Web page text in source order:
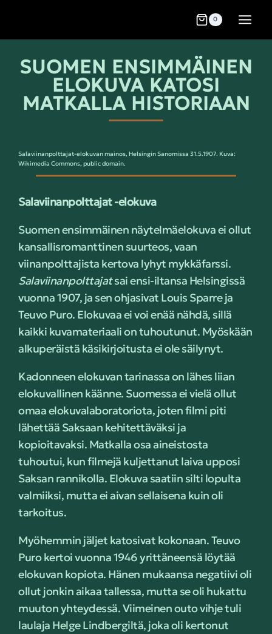
0
SUOMEN ENSIMMÄINEN
ELOKUVA KATOSI
MATKALLA HISTORIAAN
Salaviinanpolttajat-elokuvan mainos, Helsingin Sanomissa 31.5.1907. Kuva:
Wikimedia Commons, public domain.
Salaviinanpolttajat -elokuva
Suomen ensimmäinen näytelmäelokuva ei ollut
kansallisromanttinen suurteos, vaan
viinanpolttajista kertova lyhyt mykkäfarssi.
Salaviinanpolttajatsai ensi-iltansa Helsingissä
vuonna 1907, ja sen ohjasivat Louis Sparre ja
Teuvo Puro. Elokuvaa ei voi enää nähdä, sillä
kaikki kuvamateriaali on tuhoutunut. Myöskään
alkuperäistä käsikirjoitusta ei ole säilynyt.
Kadonneen elokuvan tarinassa on lähes liian
elokuvallinen käänne. Suomessa ei vielä ollut
omaa elokuvalaboratoriota, joten filmi piti
lähettää Saksaan kehitettäväksi ja
kopioitavaksi. Matkalla osa aineistosta
tuhoutui, kun filmejä kuljettanut laiva upposi
Saksan rannikolla. Elokuva saatiin silti lopulta
valmiiksi, mutta ei aivan sellaisena kuin oli
tarkoitus.
Myöhemmin jäljet katosivat kokonaan. Teuvo
Puro kertoi vuonna 1946 yrittäneensä löytää
elokuvan kopiota. Hänen mukaansa negatiivi oli
ollut jonkin aikaa tallessa, mutta se oli hukattu
muuton yhteydessä. Viimeinen outo vihje tuli
laulaja Helge Lindbergiltä, joka oli kertonut